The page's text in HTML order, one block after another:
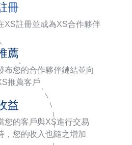
冊
XS註冊並成為XS合作夥伴
薦
布您的合作夥伴鏈結並向
推薦客戶
益
您的客戶與XS進行交易
，您的收入也隨之增加